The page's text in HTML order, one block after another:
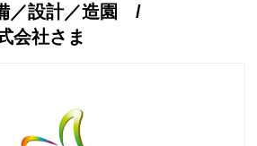
／設計／造園 /
会社さま